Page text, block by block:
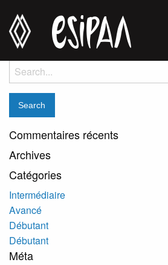
Léo Warren
Posted on janvier 18, 2018 by
Search
for:
Commentaires récents
Archives
Catégories
Intermédiaire
Avancé
Débutant
Débutant
Méta